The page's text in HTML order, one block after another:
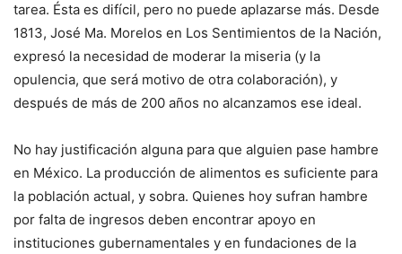
tarea. Ésta es difícil, pero no puede aplazarse más. Desde
1813, José Ma. Morelos en Los Sentimientos de la Nación,
expresó la necesidad de moderar la miseria (y la
opulencia, que será motivo de otra colaboración), y
después de más de 200 años no alcanzamos ese ideal.
No hay justificación alguna para que alguien pase hambre
en México. La producción de alimentos es suficiente para
la población actual, y sobra. Quienes hoy sufran hambre
por falta de ingresos deben encontrar apoyo en
instituciones gubernamentales y en fundaciones de la